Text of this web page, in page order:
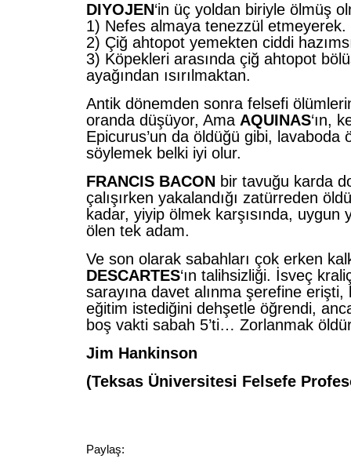
DIYOJEN‘in üç yoldan biriyle ölmüş
1) Nefes almaya tenezzül etmeyerek.
2) Çiğ ahtopot yemekten ciddi
3) Köpekleri arasında çiğ ahtopot
ayağından ısırılmaktan.
Antik dönemden sonra felsefi
oranda düşüyor, Ama AQUINAS‘ın,
Epicurus’un da öldüğü gibi, lavaboda
söylemek belki iyi olur.
FRANCIS BACON bir tavuğu karda
çalışırken yakalandığı zatürreden
kadar, yiyip ölmek karşısında, uygun
ölen tek adam.
Ve son olarak sabahları çok erken
DESCARTES‘ın talihsizliği. İsveç
sarayına davet alınma şerefine erişti,
eğitim istediğini dehşetle öğrendi,
boş vakti sabah 5’ti… Zorlanmak
Jim Hankinson
(Teksas Üniversitesi Felsefe
Paylaş: